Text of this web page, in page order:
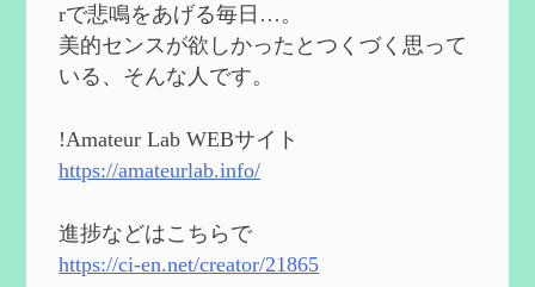
第４９回 フリーナの簡易性能紹介とテン
ションについての検証を更新
2024/05/12
能と3凸までを更新
2024/05/11
eを3BBB化してみた
2024/04/26
rで悲鳴をあげる毎日…。
美的センスが欲しかったとつくづく思って
いる、そんな人です。
!Amateur Lab WEBサイト
https://amateurlab.info/
進捗などはこちらで
https://ci-en.net/creator/21865